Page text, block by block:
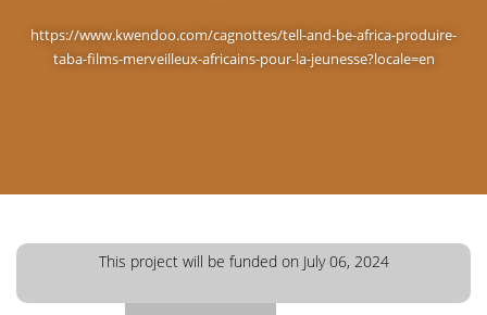
https://www.kwendoo.com/cagnottes/tell-and-be-africa-produire-
taba-films-merveilleux-africains-pour-la-jeunesse?locale=en
This project will be funded on July 06, 2024